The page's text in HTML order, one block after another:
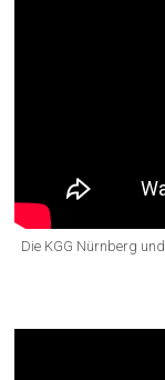
Die KGG Nürnberg